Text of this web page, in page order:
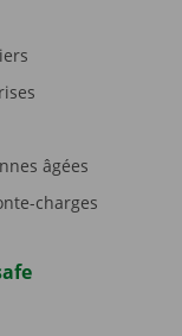
âgées
charges